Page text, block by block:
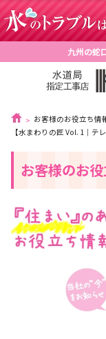
九州の蛇
お客様のお役立ち情
【水まわりの匠 Vol. 1｜
お客様のお